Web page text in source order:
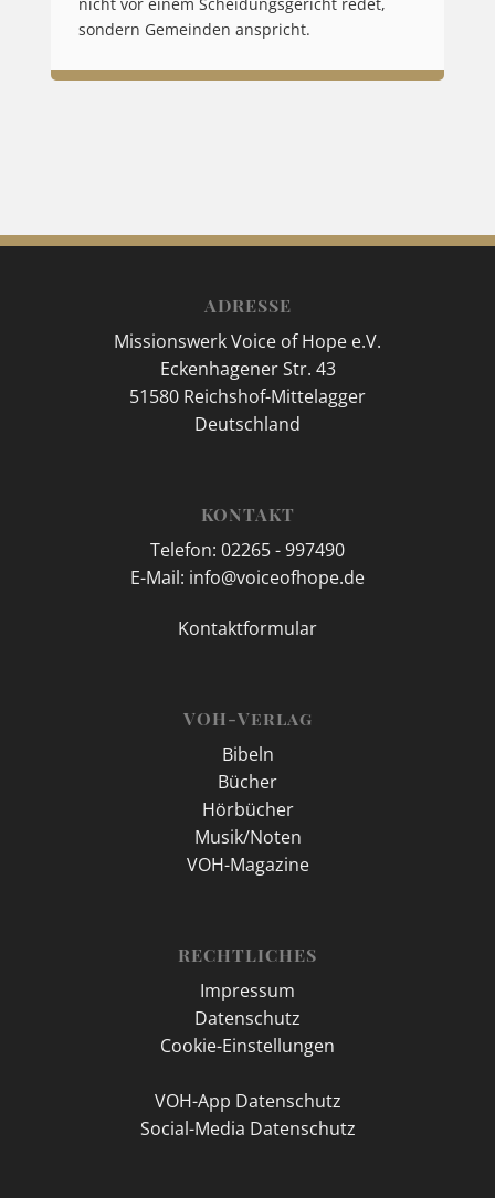
nicht vor einem Scheidungsgericht redet,
sondern Gemeinden anspricht.
ADRESSE
Missionswerk Voice of Hope e.V.
Eckenhagener Str. 43
51580 Reichshof-Mittelagger
Deutschland
KONTAKT
Telefon: 02265 - 997490
E-Mail: info@voiceofhope.de
Kontaktformular
VOH-Verlag
Bibeln
Bücher
Hörbücher
Musik/Noten
VOH-Magazine
RECHTLICHES
Impressum
Datenschutz
Cookie-Einstellungen
VOH-App Datenschutz
Social-Media Datenschutz